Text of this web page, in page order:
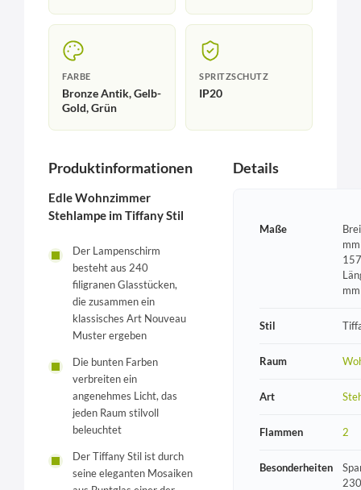
FARBE
Bronze Antik, Gelb-
Gold, Grün
SPRITZSCHUTZ
IP20
Produktinformationen
Edle Wohnzimmer
Stehlampe im Tiffany Stil
Der Lampenschirm
besteht aus 240
filigranen Glasstücken,
die zusammen ein
klassisches Art Nouveau
Muster ergeben
Die bunten Farben
verbreiten ein
angenehmes Licht, das
jeden Raum stilvoll
beleuchtet
Der Tiffany Stil ist durch
seine eleganten Mosaiken
Details
Maße
mm
Stil
Raum
Art
Flammen 2
Besonderheiten